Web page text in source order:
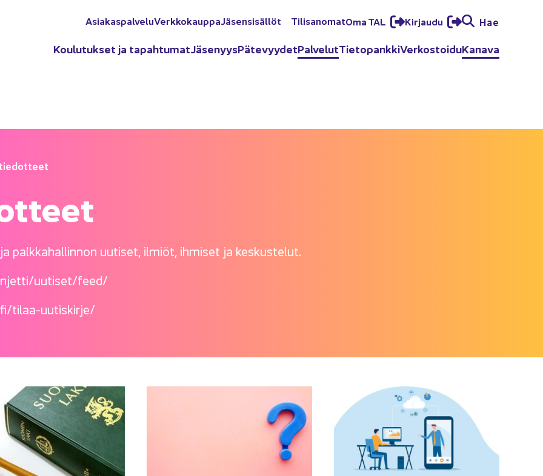
Asia­kas­pal­ve­luVerk­ko­kaup­paJä­sen­si­säl­löt Ti­li­sa­no­matOma TAL Kir­jau­du Hae
Kou­lu­tuk­set ja ta­pah­tu­matJä­se­nyysPä­te­vyy­detPal­ve­lutTie­to­pank­kiVer­kos­toi­duKa­na­va
palk­ka­hal­lin­non uu­ti­set, il­miöt, ih­mi­set ja kes­kus­te­lut.
uu­ti­set/feed/
tilaa-​uutiskirje/